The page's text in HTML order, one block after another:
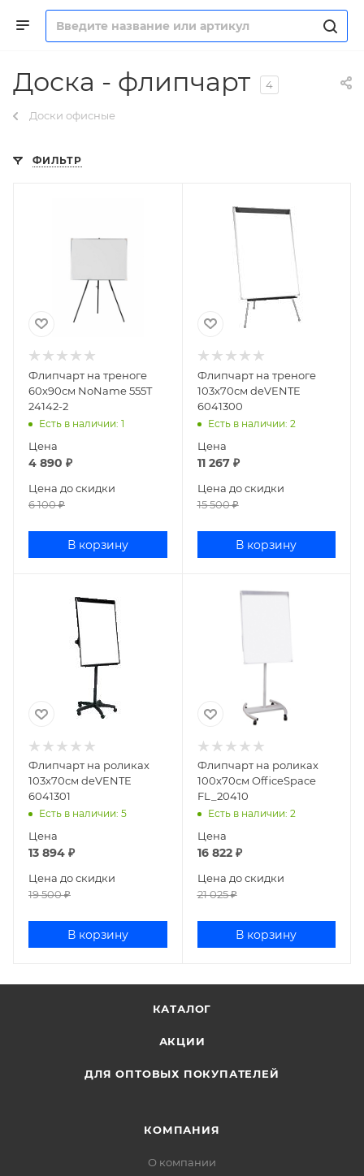
Доска - флипчарт 4
Доски офисные
ФИЛЬТР
Флипчарт на треноге
60х90см NoName 555T
24142-2
Есть в наличии: 1
Цена
4 890 ₽
Цена до скидки
6 100₽
В корзину
Флипчарт на треноге
103х70см deVENTE
6041300
Есть в наличии: 2
Цена
11 267₽
Цена до скидки
15 500₽
В корзину
Флипчарт на роликах
103х70cм deVENTE
6041301
Есть в наличии: 5
Цена
13 894 ₽
Цена до скидки
19 500₽
В корзину
Флипчарт на роликах
100х70см OfficeSpace
FL_20410
Есть в наличии: 2
Цена
16 822₽
Цена до скидки
21 025₽
В корзину
КАТАЛОГ
АКЦИИ
ДЛЯ ОПТОВЫХ ПОКУПАТЕЛЕЙ
КОМПАНИЯ
О компании